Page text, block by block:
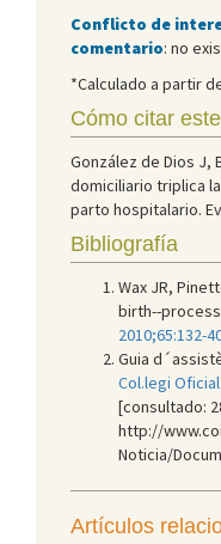
Conflicto de
comentario: no
*Calculado a partir
Cómo citar
González de Dios J,
domiciliario triplica
parto hospitalario.
Bibliografía
Wax JR,
birth--
2010;65:132-
Guia
Col.legi
[consultado:
http://
Noticia/
Artículos